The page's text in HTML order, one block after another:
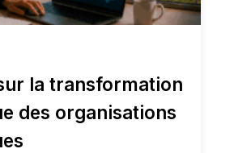
la transformation
des organisations